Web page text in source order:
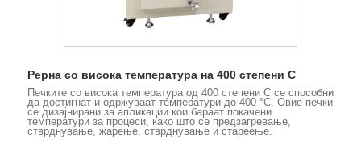
Рерна со висока температура на 400 степени C
Печките со висока температура од 400 степени C се способни
да достигнат и одржуваат температури до 400 °C. Овие печки
се дизајнирани за апликации кои бараат покачени
температури за процеси, како што се предзагревање,
стврднување, жарење, стврднување и стареење.